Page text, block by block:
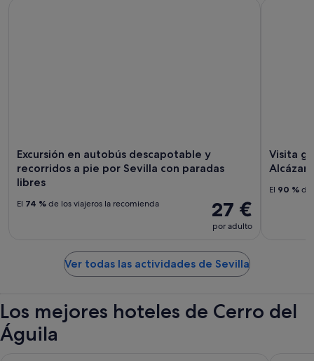
Excursión en autobús descapotable y
recorridos a pie por Sevilla con paradas
libres
27 €
por adulto
El 74 % de los viajeros la recomienda
Visita
Alcázar
El 90 % de
Ver todas las actividades de Sevilla
Los mejores hoteles de Cerro del
Águila